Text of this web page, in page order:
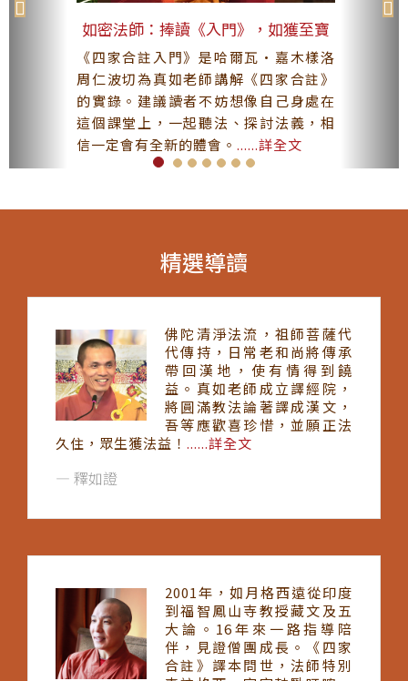
如密法師：捧讀《入門》，如獲至寶
《四家合註入門》是哈爾瓦·嘉木樣洛
周仁波切為真如老師講解《四家合註》
的實錄。建議讀者不妨想像自己身處在
這個課堂上，一起聽法、探討法義，相
信一定會有全新的體會。......詳全文
精選導讀
佛陀清淨法流，祖師菩薩代
代傳持，日常老和尚將傳承
帶回漢地，使有情得到饒
益。真如老師成立譯經院，
將圓滿教法論著譯成漢文，
吾等應歡喜珍惜，並願正法
久住，眾生獲法益！ ......詳全文
釋如證
2001年，如月格西遠從印度
到福智鳳山寺教授藏文及五
大論。16年來一路指導陪
伴，見證僧團成長。《四家
合註》譯本問世，法師特別